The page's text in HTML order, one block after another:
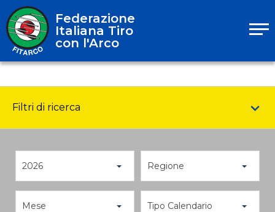
Federazione
Italiana Tiro
con l'Arco
Filtri di ricerca
2026 Regione
Mese Tipo Calendario